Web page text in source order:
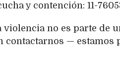
y contención: 11-
violencia no es parte de
contactarnos — estamos